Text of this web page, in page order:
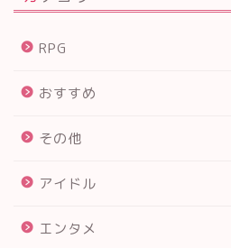
RPG
おすすめ
その他
アイドル
エンタメ